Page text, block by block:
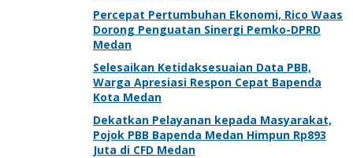
Percepat Pertumbuhan Ekonomi, Rico Waas
Dorong Penguatan Sinergi Pemko-DPRD
Medan
Selesaikan Ketidaksesuaian Data PBB,
Warga Apresiasi Respon Cepat Bapenda
Kota Medan
Dekatkan Pelayanan kepada Masyarakat,
Pojok PBB Bapenda Medan Himpun Rp893
Juta di CFD Medan